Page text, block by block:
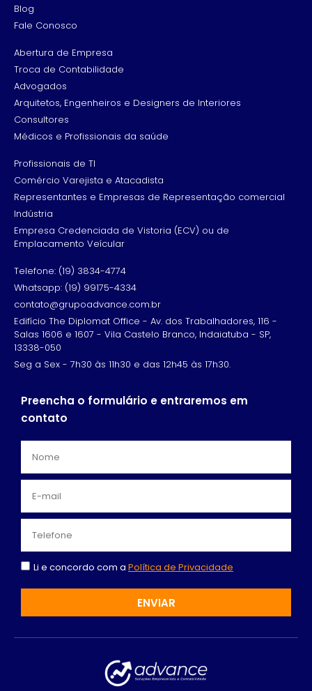
Blog
Fale Conosco
Abertura de Empresa
Troca de Contabilidade
Advogados
Arquitetos, Engenheiros e Designers de Interiores
Consultores
Médicos e Profissionais da saúde
Profissionais de TI
Comércio Varejista e Atacadista
Representantes e Empresas de Representação comercial
Indústria
Empresa Credenciada de Vistoria (ECV) ou de
Emplacamento Veícular
Telefone: (19) 3834-4774
Whatsapp: (19) 99175-4334
contato@grupoadvance.com.br
Edifício The Diplomat Office - Av. dos Trabalhadores, 116 -
Salas 1606 e 1607 - Vila Castelo Branco, Indaiatuba - SP,
13338-050
Seg a Sex - 7h30 às 11h30 e das 12h45 às 17h30.
Preencha o formulário e entraremos em
contato
Li e concordo com a Política de Privacidade
ENVIAR